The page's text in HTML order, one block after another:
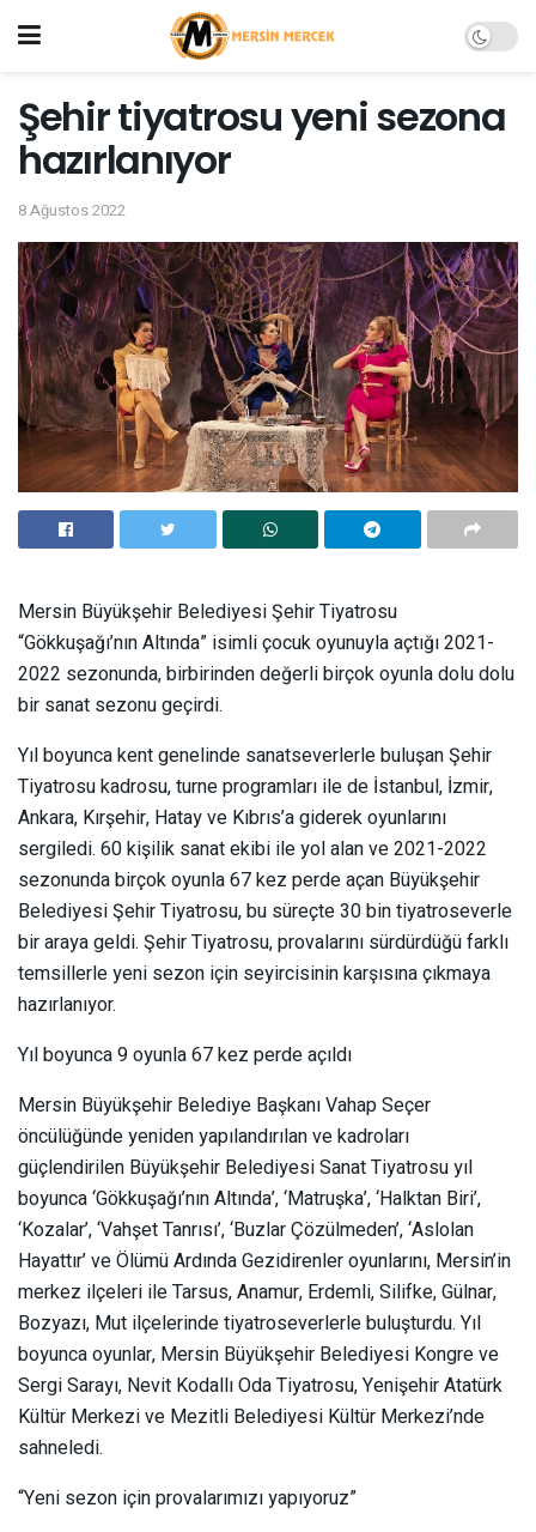
Şehir tiyatrosu yeni sezona
hazırlanıyor
8 Ağustos 2022
Mersin Büyükşehir Belediyesi Şehir Tiyatrosu
“Gökkuşağı’nın Altında” isimli çocuk oyunuyla açtığı 2021-
2022 sezonunda, birbirinden değerli birçok oyunla dolu dolu
bir sanat sezonu geçirdi.
Yıl boyunca kent genelinde sanatseverlerle buluşan Şehir
Tiyatrosu kadrosu, turne programları ile de İstanbul, İzmir,
Ankara, Kırşehir, Hatay ve Kıbrıs’a giderek oyunlarını
sergiledi. 60 kişilik sanat ekibi ile yol alan ve 2021-2022
sezonunda birçok oyunla 67 kez perde açan Büyükşehir
Belediyesi Şehir Tiyatrosu, bu süreçte 30 bin tiyatroseverle
bir araya geldi. Şehir Tiyatrosu, provalarını sürdürdüğü farklı
temsillerle yeni sezon için seyircisinin karşısına çıkmaya
hazırlanıyor.
Yıl boyunca 9 oyunla 67 kez perde açıldı
Mersin Büyükşehir Belediye Başkanı Vahap Seçer
öncülüğünde yeniden yapılandırılan ve kadroları
güçlendirilen Büyükşehir Belediyesi Sanat Tiyatrosu yıl
boyunca ‘Gökkuşağı’nın Altında’, ‘Matruşka’, ‘Halktan Biri’,
‘Kozalar’, ‘Vahşet Tanrısı’, ‘Buzlar Çözülmeden’, ‘Aslolan
Hayattır’ ve Ölümü Ardında Gezidirenler oyunlarını, Mersin’in
merkez ilçeleri ile Tarsus, Anamur, Erdemli, Silifke, Gülnar,
Bozyazı, Mut ilçelerinde tiyatroseverlerle buluşturdu. Yıl
boyunca oyunlar, Mersin Büyükşehir Belediyesi Kongre ve
Sergi Sarayı, Nevit Kodallı Oda Tiyatrosu, Yenişehir Atatürk
Kültür Merkezi ve Mezitli Belediyesi Kültür Merkezi’nde
sahneledi.
“Yeni sezon için provalarımızı yapıyoruz”